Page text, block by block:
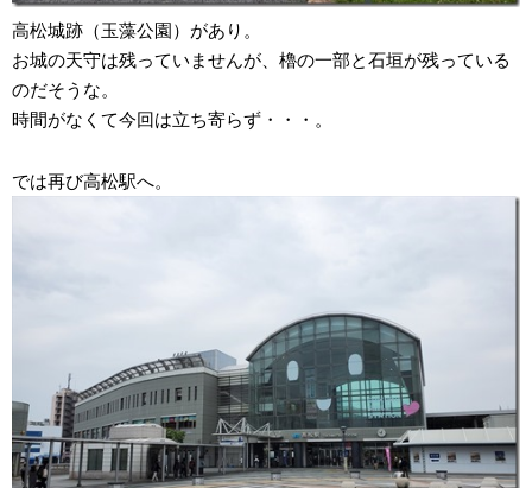
高松城跡（玉藻公園）があり。
お城の天守は残っていませんが、櫓の一部と石垣が残っている
のだそうな。
時間がなくて今回は立ち寄らず・・・。
では再び高松駅へ。